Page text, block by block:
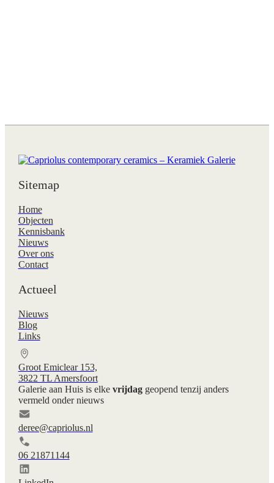
Sitemap
Home
Objecten
Kennisbank
Nieuws
Over ons
Contact
Actueel
Nieuws
Blog
Links
Groot Emiclear 153,
3822 TL Amersfoort
Galerie aan Huis is elke vrijdaggeopend tenzij anders
vermeld onder nieuws
deree@capriolus.nl
06 21871144